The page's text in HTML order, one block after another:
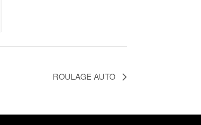
ROULAGE AUTO